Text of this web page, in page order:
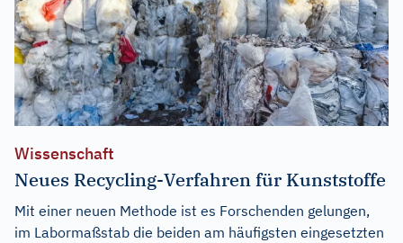
Wissenschaft
Neues Recycling-Verfahren für Kunststoffe
Mit einer neuen Methode ist es Forschenden gelungen,
im Labormaßstab die beiden am häufigsten eingesetzten